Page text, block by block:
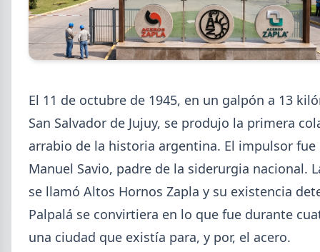
2026-08-07
Cheques rechazados en alza: la
cadena de pagos metalúrgica
muestra signos de estrés
Junio fue el tercer peor mes en cheques rechazados
en casi seis años. El caso Metalfor expone la tensión
que crece en la cadena de pagos metalúrgica.
El 11 de octubre de 1945, en un galpón a 13
San Salvador de Jujuy, se produjo la primera
arrabio de la historia argentina. El impulsor fue
Manuel Savio, padre de la siderurgia nacional.
se llamó Altos Hornos Zapla y su existencia
Palpalá se convirtiera en lo que fue durante
una ciudad que existía para, y por, el acero.